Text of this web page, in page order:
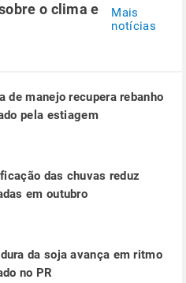
o clima e
Mais
notícias
de manejo recupera rebanho
pela estiagem
das chuvas reduz
em outubro
da soja avança em ritmo
no PR